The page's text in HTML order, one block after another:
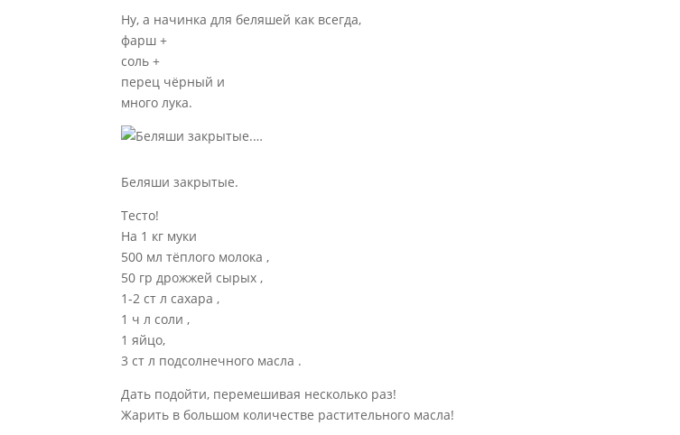
Ну, а начинка для беляшей как всегда,
фарш +
соль +
перец чёрный и
много лука.
…
Беляши закрытые.
Тесто!
На 1 кг муки
500 мл тёплого молока ,
50 гр дрожжей сырых ,
1-2 ст л сахара ,
1 ч л соли ,
1 яйцо,
3 ст л подсолнечного масла .
Дать подойти, перемешивая несколько раз!
Жарить в большом количестве растительного масла!